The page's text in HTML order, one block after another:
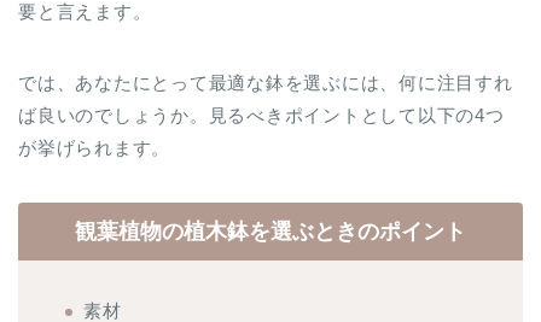
要と言えます。
では、あなたにとって最適な鉢を選ぶには、何に注目すれ
ば良いのでしょうか。見るべきポイントとして以下の4つ
が挙げられます。
観葉植物の植木鉢を選ぶときのポイント
素材